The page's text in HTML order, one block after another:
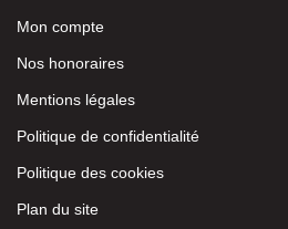
Mon compte
Nos honoraires
Mentions légales
Politique de confidentialité
Politique des cookies
Plan du site